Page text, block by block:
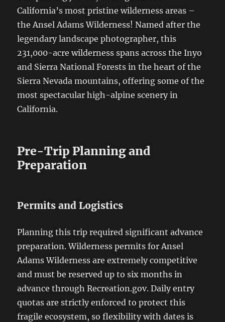
California’s most pristine wilderness areas –
the Ansel Adams Wilderness! Named after the
legendary landscape photographer, this
231,000-acre wilderness spans across the Inyo
and Sierra National Forests in the heart of the
Sierra Nevada mountains, offering some of the
most spectacular high-alpine scenery in
California.
Pre-Trip Planning and
Preparation
Permits and Logistics
Planning this trip required significant advance
preparation. Wilderness permits for Ansel
Adams Wilderness are extremely competitive
and must be reserved up to six months in
advance through Recreation.gov. Daily entry
quotas are strictly enforced to protect this
fragile ecosystem, so flexibility with dates is